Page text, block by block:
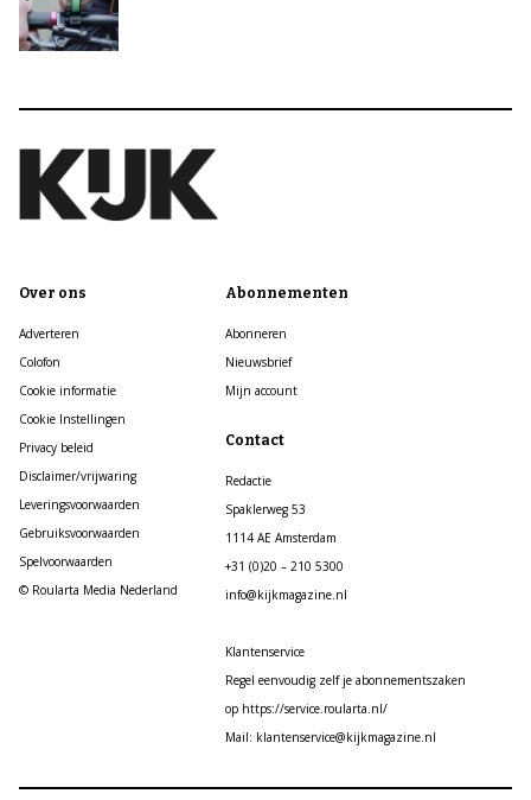
Over ons
Adverteren
Colofon
Cookie informatie
Cookie Instellingen
Privacy beleid
Disclaimer/vrijwaring
Leveringsvoorwaarden
Gebruiksvoorwaarden
Spelvoorwaarden
© Roularta Media Nederland
Abonnementen
Abonneren
Nieuwsbrief
Mijn account
Contact
Redactie
Spaklerweg 53
1114 AE Amsterdam
+31 (0)20 – 210 5300
info@kijkmagazine.nl
Klantenservice
Regel eenvoudig zelf je abonnementszaken
op https://service.roularta.nl/
Mail: klantenservice@kijkmagazine.nl